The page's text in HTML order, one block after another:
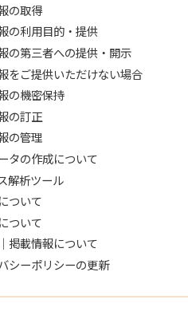
の取得
の利用目的・提供
の第三者への提供・開示
をご提供いただけない場合
の機密保持
の訂正
の管理
タの作成について
解析ツール
ついて
ついて
掲載情報について
シーポリシーの更新